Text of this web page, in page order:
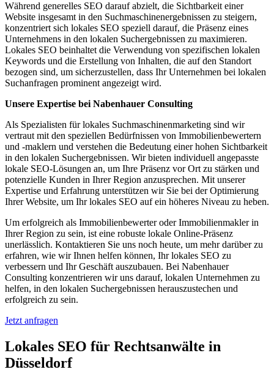
Während generelles SEO darauf abzielt, die Sichtbarkeit einer
Website insgesamt in den Suchmaschinenergebnissen zu steigern,
konzentriert sich lokales SEO speziell darauf, die Präsenz eines
Unternehmens in den lokalen Suchergebnissen zu maximieren.
Lokales SEO beinhaltet die Verwendung von spezifischen lokalen
Keywords und die Erstellung von Inhalten, die auf den Standort
bezogen sind, um sicherzustellen, dass Ihr Unternehmen bei lokalen
Suchanfragen prominent angezeigt wird.
Unsere Expertise bei Nabenhauer Consulting
Als Spezialisten für lokales Suchmaschinenmarketing sind wir
vertraut mit den speziellen Bedürfnissen von Immobilienbewertern
und -maklern und verstehen die Bedeutung einer hohen Sichtbarkeit
in den lokalen Suchergebnissen. Wir bieten individuell angepasste
lokale SEO-Lösungen an, um Ihre Präsenz vor Ort zu stärken und
potenzielle Kunden in Ihrer Region anzusprechen. Mit unserer
Expertise und Erfahrung unterstützen wir Sie bei der Optimierung
Ihrer Website, um Ihr lokales SEO auf ein höheres Niveau zu heben.
Um erfolgreich als Immobilienbewerter oder Immobilienmakler in
Ihrer Region zu sein, ist eine robuste lokale Online-Präsenz
unerlässlich. Kontaktieren Sie uns noch heute, um mehr darüber zu
erfahren, wie wir Ihnen helfen können, Ihr lokales SEO zu
verbessern und Ihr Geschäft auszubauen. Bei Nabenhauer
Consulting konzentrieren wir uns darauf, lokalen Unternehmen zu
helfen, in den lokalen Suchergebnissen herauszustechen und
erfolgreich zu sein.
Jetzt anfragen
Lokales SEO für Rechtsanwälte in
Düsseldorf